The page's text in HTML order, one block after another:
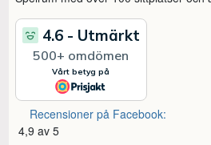
Recensioner på Facebook:
4,9 av 5